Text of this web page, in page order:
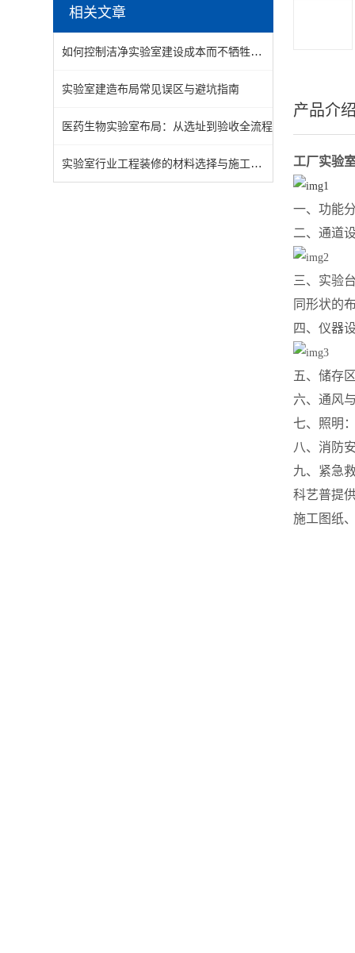
相关文章
如何控制洁净实验室建设成本而不牺牲关键洁净度？
实验室建造布局常见误区与避坑指南
医药生物实验室布局：从选址到验收全流程
实验室行业工程装修的材料选择与施工要点分享
产品介绍
工厂实验
一、功能分
二、通道
三、实验
同形状的布
四、仪器
五、储存
六、通风
七、照明
八、消防
九、紧急
科艺普提
施工图纸